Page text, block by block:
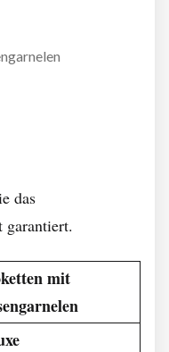
das
garantiert.
mit